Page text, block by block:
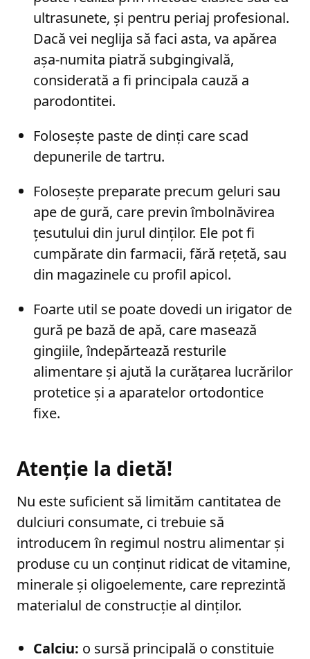
ultrasunete, și pentru periaj profesional.
Dacă vei neglija să faci asta, va apărea
așa-numita piatră subgingivală,
considerată a fi principala cauză a
parodontitei.
Folosește paste de dinți care scad
depunerile de tartru.
Folosește preparate precum geluri sau
ape de gură, care previn îmbolnăvirea
țesutului din jurul dinților. Ele pot fi
cumpărate din farmacii, fără rețetă, sau
din magazinele cu profil apicol.
Foarte util se poate dovedi un irigator de
gură pe bază de apă, care masează
gingiile, îndepărtează resturile
alimentare și ajută la curățarea lucrărilor
protetice și a aparatelor ortodontice
fixe.
Atenție la dietă!
Nu este suficient să limităm cantitatea de
dulciuri consumate, ci trebuie să
introducem în regimul nostru alimentar și
produse cu un conținut ridicat de vitamine,
minerale și oligoelemente, care reprezintă
materialul de construcție al dinților.
Calciu: o sursă principală o constituie